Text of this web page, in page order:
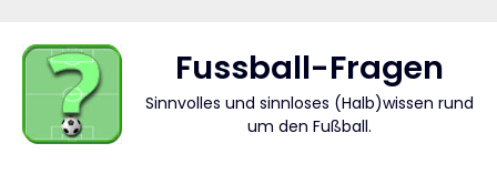
content
Fussball-Fragen
Sinnvolles und sinnloses (Halb)wissen rund
um den Fußball.